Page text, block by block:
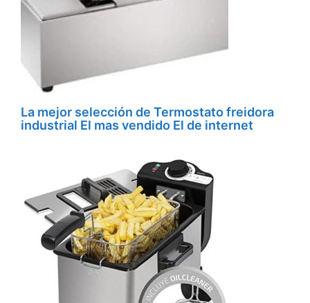
La mejor selección de Termostato freidora
industrial El mas vendido El de internet